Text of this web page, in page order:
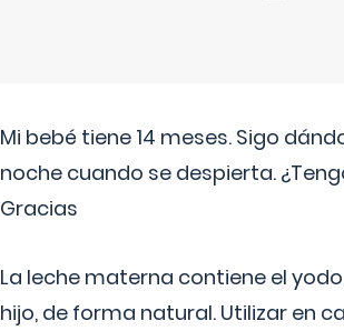
Mi bebé tiene 14 meses. Sigo
noche cuando se despierta.
Gracias
La leche materna contiene el
hijo, de forma natural. Utilizar en